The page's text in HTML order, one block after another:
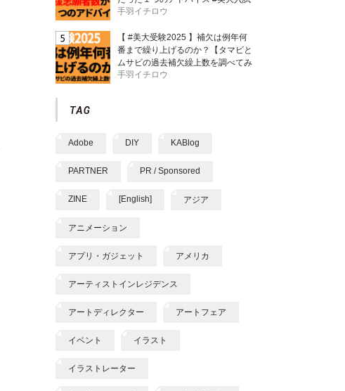
手羽イチロウ
【 #美大受験2025 】補欠は例年何
番まで繰り上げるのか？【タマビと
ムサビの過去補欠繰上数を調べてみ
た】
手羽イチロウ
Adobe DIY KABlog
PARTNER PR / Sponsored
ZINE [English] アジア
アニメーション
アプリ・ガジェット アメリカ
アーティストインレジデンス
アートディレクター アートフェア
イベント イラスト
イラストレーター